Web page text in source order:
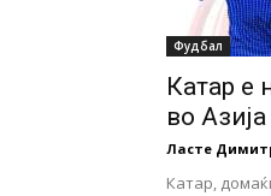
Фудбал
Катар е
во Азија
Ласте
Катар,